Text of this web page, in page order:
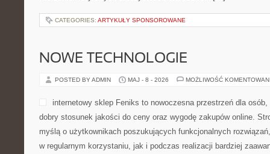
CATEGORIES: ARTYKUŁY SPONSOROWANE
NOWE TECHNOLOGIE
POSTED BY ADMIN MAJ - 8 - 2026 MOŻLIWOŚĆ
internetowy sklep Feniks to nowoczesna przestrzeń dla
dobry stosunek jakości do ceny oraz wygodę zakupów online.
myślą o użytkownikach poszukujących funkcjonalnych
w regularnym korzystaniu, jak i podczas realizacji bardziej